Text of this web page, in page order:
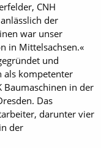
CNH
der
war unser
in Mittelsachsen.«
und
als kompetenter
Baumaschinen in der
Das
darunter vier
der